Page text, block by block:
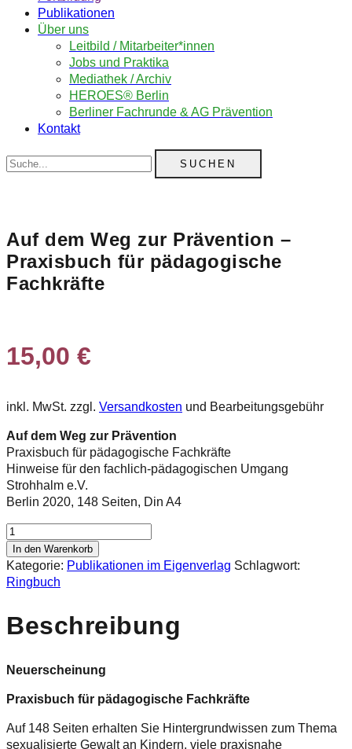
Publikationen
Über uns
Leitbild / Mitarbeiter*innen
Jobs und Praktika
Mediathek / Archiv
HEROES® Berlin
Berliner Fachrunde & AG Prävention
Kontakt
Suche
Auf dem Weg zur Prävention –
Praxisbuch für pädagogische
Fachkräfte
15,00 €
inkl. MwSt. zzgl. Versandkosten und Bearbeitungsgebühr
Auf dem Weg zur Prävention
Praxisbuch für pädagogische Fachkräfte
Hinweise für den fachlich-pädagogischen Umgang
Strohhalm e.V.
Berlin 2020, 148 Seiten, Din A4
Auf
dem
Weg
zur
Praxisbuch
pädagogische
Fachkräfte
Menge
In den Warenkorb
Kategorie: Publikationen im Eigenverlag Schlagwort:
Ringbuch
Beschreibung
Neuerscheinung
Praxisbuch für pädagogische Fachkräfte
Auf 148 Seiten erhalten Sie Hintergrundwissen zum Thema
sexualisierte Gewalt an Kindern, viele praxisnahe